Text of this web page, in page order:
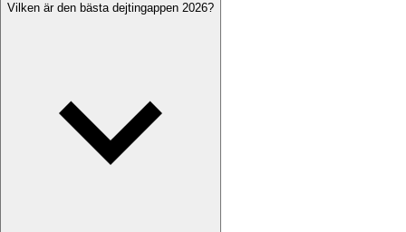
Vilken är den bästa dejtingappen 2026?